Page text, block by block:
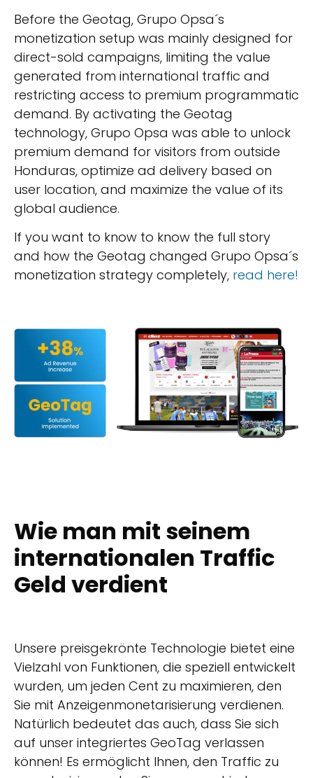
Before the Geotag, Grupo Opsa´s
monetization setup was mainly designed for
direct-sold campaigns, limiting the value
generated from international traffic and
restricting access to premium programmatic
demand. By activating the Geotag
technology, Grupo Opsa was able to unlock
premium demand for visitors from outside
Honduras, optimize ad delivery based on
user location, and maximize the value of its
global audience.
If you want to know to know the full story
and how the Geotag changed Grupo Opsa´s
monetization strategy completely, read here!
Wie man mit seinem
internationalen Traffic
Geld verdient
Unsere preisgekrönte Technologie bietet eine
Vielzahl von Funktionen, die speziell entwickelt
wurden, um jeden Cent zu maximieren, den
Sie mit Anzeigenmonetarisierung verdienen.
Natürlich bedeutet das auch, dass Sie sich
auf unser integriertes GeoTag verlassen
können! Es ermöglicht Ihnen, den Traffic zu